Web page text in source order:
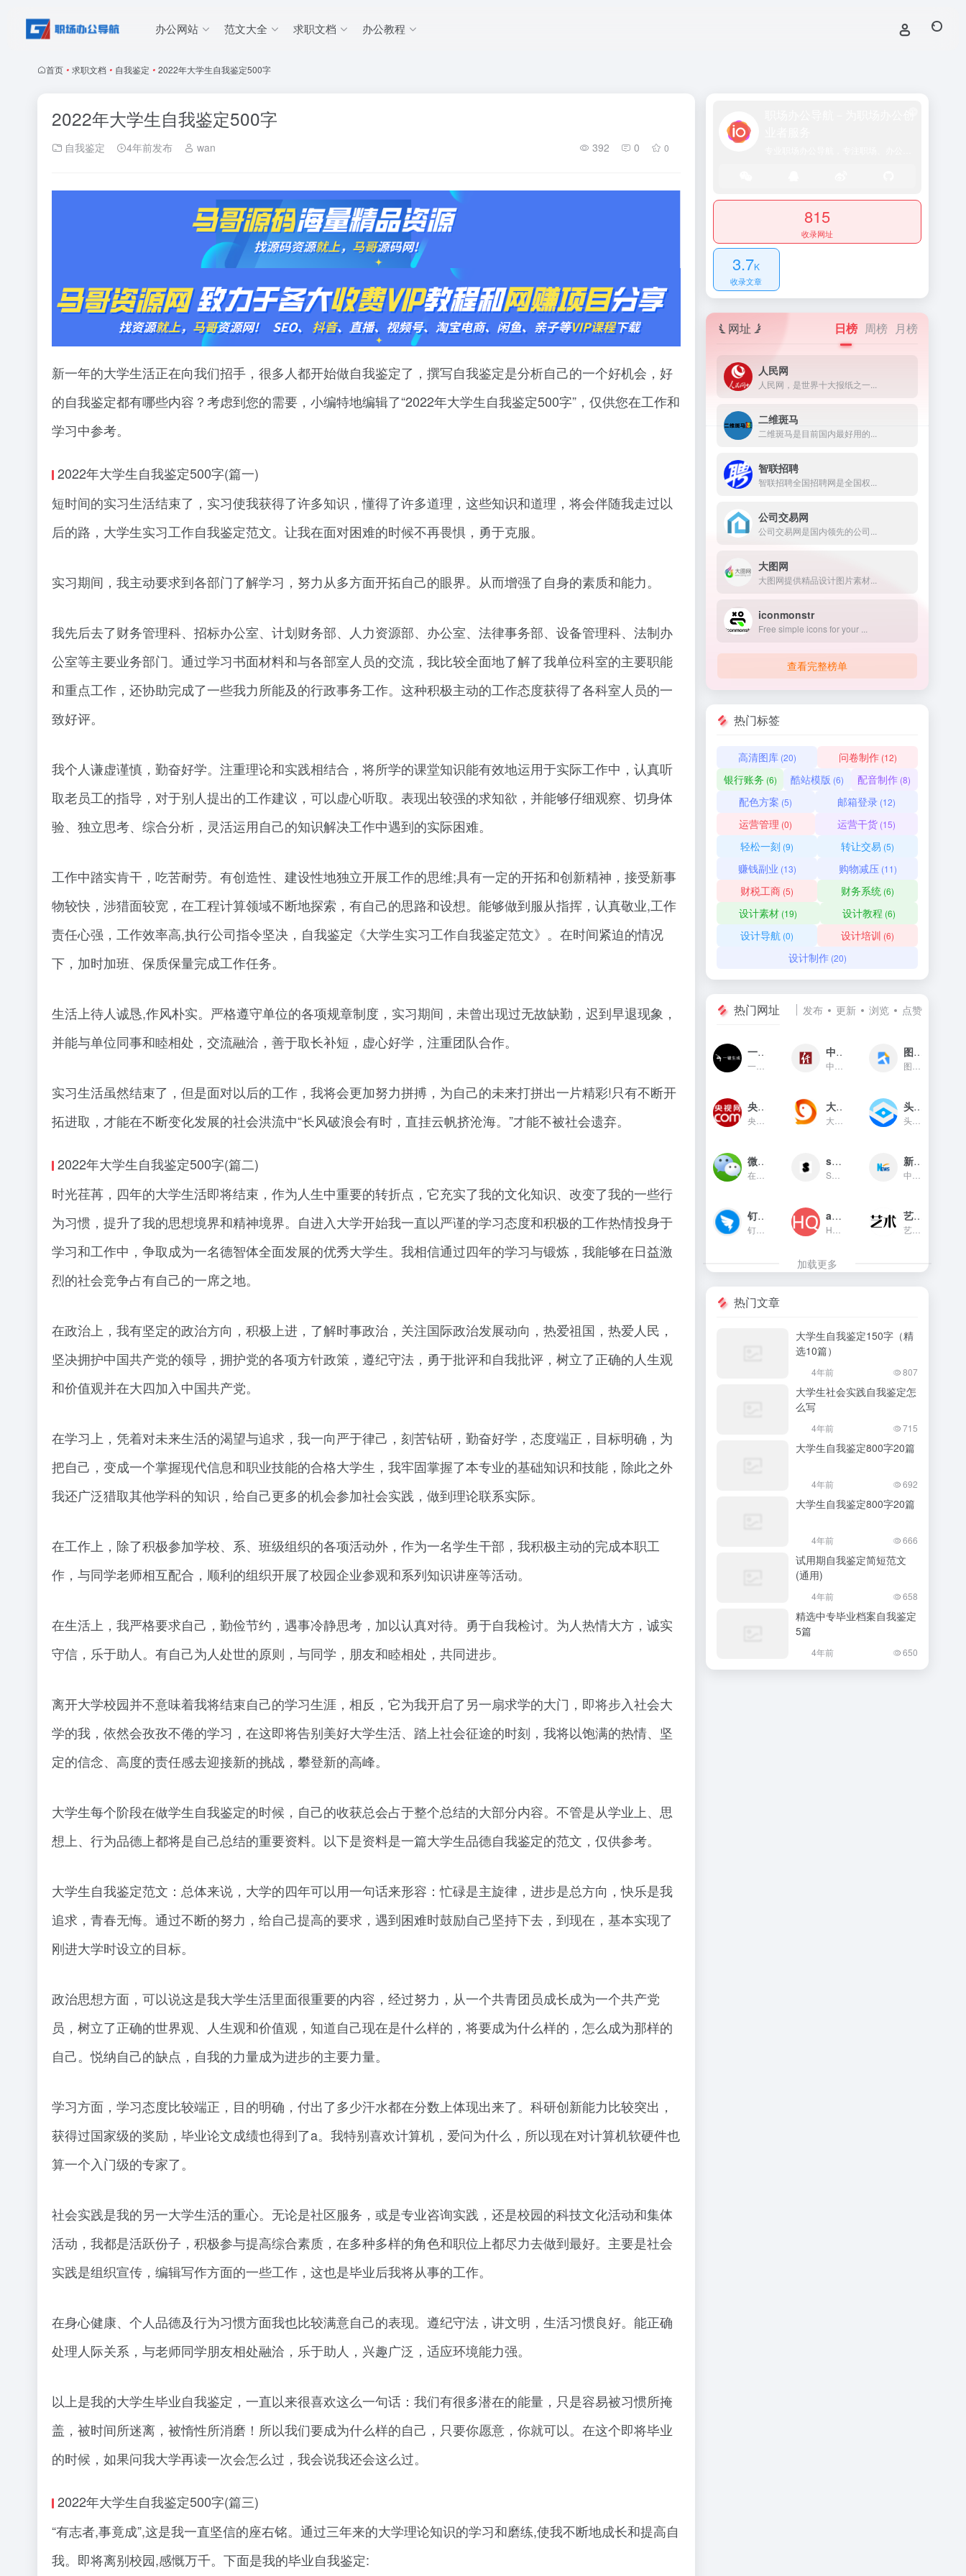
办公网站 范文大全 求职文档 办公教程
首页 • 求职文档 • 自我鉴定 • 2022年大学生自我鉴定500字
2022年大学生自我鉴定500字
自我鉴定 4年前发布 wan 392 0 0
新一年的大学生活正在向我们招手，很多人都开始做自我鉴定了，撰写自我鉴定是分析自己的一个好机会，好
的自我鉴定都有哪些内容？考虑到您的需要，小编特地编辑了“2022年大学生自我鉴定500字”，仅供您在工作和
学习中参考。
2022年大学生自我鉴定500字(篇一)
短时间的实习生活结束了，实习使我获得了许多知识，懂得了许多道理，这些知识和道理，将会伴随我走过以
后的路，大学生实习工作自我鉴定范文。让我在面对困难的时候不再畏惧，勇于克服。
实习期间，我主动要求到各部门了解学习，努力从多方面开拓自己的眼界。从而增强了自身的素质和能力。
我先后去了财务管理科、招标办公室、计划财务部、人力资源部、办公室、法律事务部、设备管理科、法制办
公室等主要业务部门。通过学习书面材料和与各部室人员的交流，我比较全面地了解了我单位科室的主要职能
和重点工作，还协助完成了一些我力所能及的行政事务工作。这种积极主动的工作态度获得了各科室人员的一
致好评。
我个人谦虚谨慎，勤奋好学。注重理论和实践相结合，将所学的课堂知识能有效地运用于实际工作中，认真听
取老员工的指导，对于别人提出的工作建议，可以虚心听取。表现出较强的求知欲，并能够仔细观察、切身体
验、独立思考、综合分析，灵活运用自己的知识解决工作中遇到的实际困难。
工作中踏实肯干，吃苦耐劳。有创造性、建设性地独立开展工作的思维;具有一定的开拓和创新精神，接受新事
物较快，涉猎面较宽，在工程计算领域不断地探索，有自己的思路和设想。能够做到服从指挥，认真敬业,工作
责任心强，工作效率高,执行公司指令坚决，自我鉴定《大学生实习工作自我鉴定范文》。在时间紧迫的情况
下，加时加班、保质保量完成工作任务。
生活上待人诚恳,作风朴实。严格遵守单位的各项规章制度，实习期间，未曾出现过无故缺勤，迟到早退现象，
并能与单位同事和睦相处，交流融洽，善于取长补短，虚心好学，注重团队合作。
实习生活虽然结束了，但是面对以后的工作，我将会更加努力拼搏，为自己的未来打拼出一片精彩!只有不断开
拓进取，才能在不断变化发展的社会洪流中“长风破浪会有时，直挂云帆挤沧海。”才能不被社会遗弃。
2022年大学生自我鉴定500字(篇二)
时光荏苒，四年的大学生活即将结束，作为人生中重要的转折点，它充实了我的文化知识、改变了我的一些行
为习惯，提升了我的思想境界和精神境界。自进入大学开始我一直以严谨的学习态度和积极的工作热情投身于
学习和工作中，争取成为一名德智体全面发展的优秀大学生。我相信通过四年的学习与锻炼，我能够在日益激
烈的社会竞争占有自己的一席之地。
在政治上，我有坚定的政治方向，积极上进，了解时事政治，关注国际政治发展动向，热爱祖国，热爱人民，
坚决拥护中国共产党的领导，拥护党的各项方针政策，遵纪守法，勇于批评和自我批评，树立了正确的人生观
和价值观并在大四加入中国共产党。
在学习上，凭着对未来生活的渴望与追求，我一向严于律己，刻苦钻研，勤奋好学，态度端正，目标明确，为
把自己，变成一个掌握现代信息和职业技能的合格大学生，我牢固掌握了本专业的基础知识和技能，除此之外
我还广泛猎取其他学科的知识，给自己更多的机会参加社会实践，做到理论联系实际。
在工作上，除了积极参加学校、系、班级组织的各项活动外，作为一名学生干部，我积极主动的完成本职工
作，与同学老师相互配合，顺利的组织开展了校园企业参观和系列知识讲座等活动。
在生活上，我严格要求自己，勤俭节约，遇事冷静思考，加以认真对待。勇于自我检讨。为人热情大方，诚实
守信，乐于助人。有自己为人处世的原则，与同学，朋友和睦相处，共同进步。
离开大学校园并不意味着我将结束自己的学习生涯，相反，它为我开启了另一扇求学的大门，即将步入社会大
学的我，依然会孜孜不倦的学习，在这即将告别美好大学生活、踏上社会征途的时刻，我将以饱满的热情、坚
定的信念、高度的责任感去迎接新的挑战，攀登新的高峰。
大学生每个阶段在做学生自我鉴定的时候，自己的收获总会占于整个总结的大部分内容。不管是从学业上、思
想上、行为品德上都将是自己总结的重要资料。以下是资料是一篇大学生品德自我鉴定的范文，仅供参考。
大学生自我鉴定范文：总体来说，大学的四年可以用一句话来形容：忙碌是主旋律，进步是总方向，快乐是我
追求，青春无悔。通过不断的努力，给自己提高的要求，遇到困难时鼓励自己坚持下去，到现在，基本实现了
刚进大学时设立的目标。
政治思想方面，可以说这是我大学生活里面很重要的内容，经过努力，从一个共青团员成长成为一个共产党
员，树立了正确的世界观、人生观和价值观，知道自己现在是什么样的，将要成为什么样的，怎么成为那样的
自己。悦纳自己的缺点，自我的力量成为进步的主要力量。
学习方面，学习态度比较端正，目的明确，付出了多少汗水都在分数上体现出来了。科研创新能力比较突出，
获得过国家级的奖励，毕业论文成绩也得到了a。我特别喜欢计算机，爱问为什么，所以现在对计算机软硬件也
算一个入门级的专家了。
社会实践是我的另一大学生活的重心。无论是社区服务，或是专业咨询实践，还是校园的科技文化活动和集体
活动，我都是活跃份子，积极参与提高综合素质，在多种多样的角色和职位上都尽力去做到最好。主要是社会
实践是组织宣传，编辑写作方面的一些工作，这也是毕业后我将从事的工作。
在身心健康、个人品德及行为习惯方面我也比较满意自己的表现。遵纪守法，讲文明，生活习惯良好。能正确
处理人际关系，与老师同学朋友相处融洽，乐于助人，兴趣广泛，适应环境能力强。
以上是我的大学生毕业自我鉴定，一直以来很喜欢这么一句话：我们有很多潜在的能量，只是容易被习惯所掩
盖，被时间所迷离，被惰性所消磨！所以我们要成为什么样的自己，只要你愿意，你就可以。在这个即将毕业
的时候，如果问我大学再读一次会怎么过，我会说我还会这么过。
2022年大学生自我鉴定500字(篇三)
“有志者,事竟成”,这是我一直坚信的座右铭。通过三年来的大学理论知识的学习和磨练,使我不断地成长和提高自
我。即将离别校园,感慨万千。下面是我的毕业自我鉴定:
815
收录网址
3.7K
收录文章
网址 日榜 周榜 月榜
人民网
人民网，是世界十大报纸之一...
二维斑马
二维斑马是目前国内最好用的...
智联招聘
智联招聘全国招聘网是全国权...
公司交易网
公司交易网是国内领先的公司...
大图网
大图网提供精品设计图片素材...
iconmonstr
Free simple icons for your ...
查看完整榜单
热门标签
高清图库(20) 问卷制作(12)
银行账务 (6) 酷站模版 (6) 配音制作 (8)
配色方案 (5) 邮箱登录(12)
运营管理 (0) 运营干货(15)
轻松一刻 (9) 转让交易 (5)
赚钱副业 (13) 购物减压(11)
财税工商 (5) 财务系统 (6)
设计素材 (19) 设计教程 (6)
设计导航 (0) 设计培训 (6)
设计制作(20)
热门网址 发布 更新 浏览 点赞
一键生成 中国经济网 图贴士
央视网新闻频道(cctv.com) 大鱼号官网 头条指数
微信对话生成器 soogif动图
SOOGIF提供搞笑、表情、美女...
新华网
钉钉官网 app图标生成 艺术字体在线生成器
加载更多
热门文章
大学生自我鉴定150字（精
选10篇）
4年前 807
大学生社会实践自我鉴定怎
么写
4年前 715
大学生自我鉴定800字20篇
4年前 692
大学生自我鉴定800字20篇
4年前 666
试用期自我鉴定简短范文
(通用)
4年前 658
精选中专毕业档案自我鉴定
5篇
4年前 650